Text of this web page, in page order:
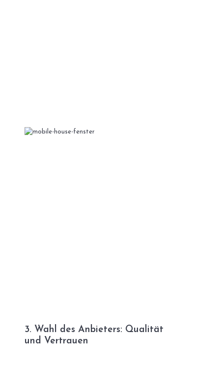
3. Wahl des Anbieters: Qualität
und Vertrauen